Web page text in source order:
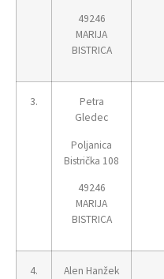
49246
MARIJA
BISTRICA
3.
Petra
Gledec
Poljanica
Bistrička 108
49246
MARIJA
BISTRICA
4. Alen Hanžek